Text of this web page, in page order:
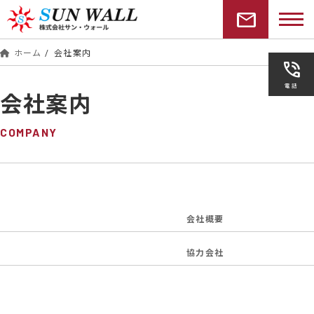
コ
ン
テ
ン
ツ
ス
キ
プ
ナ
ビ
ゲ
ー
シ
ン
に
動
mail
ホーム 会社案内
会社案内
COMPANY
会社概要
協力会社
phone_in_talk
電話